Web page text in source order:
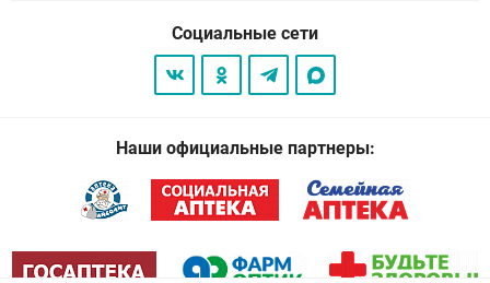
Социальные сети
Наши официальные партнеры: